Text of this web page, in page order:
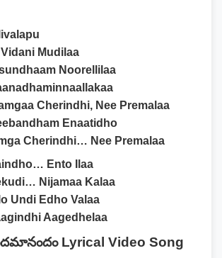
Mudilaa
Noorellilaa
Cherindhi, Nee Premalaa
Enaatidho
Cherindhi… Nee Premalaa
Ento Ilaa
Nijamaa Kalaa
Undi Edho Valaa
Aagedhelaa
Lyrical Video Song